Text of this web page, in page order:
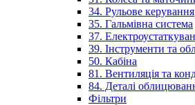
34. Рульове керування
35. Гальмівна система
37.
39. Інструменти та
50. Кабіна
81. Вентиляція та
84. Деталі
Фільтри